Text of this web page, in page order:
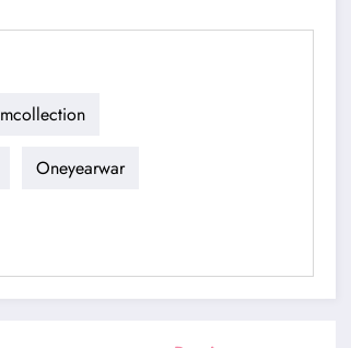
Oneyearwar